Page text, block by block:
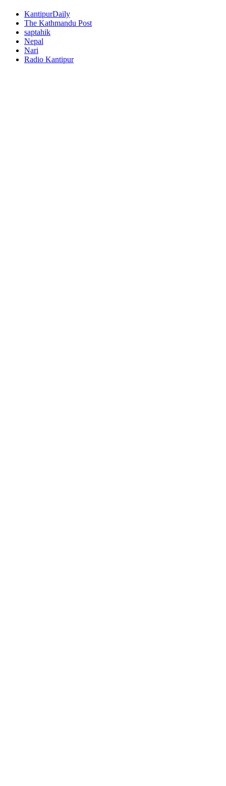
KantipurDaily
The Kathmandu Post
saptahik
Nepal
Nari
Radio Kantipur